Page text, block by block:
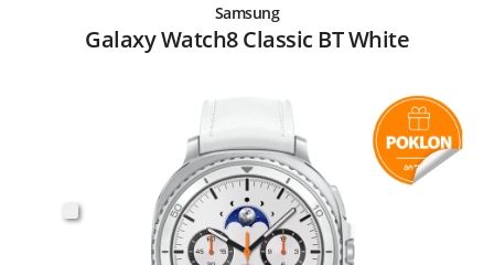
Samsung
Galaxy Watch8 Classic BT White